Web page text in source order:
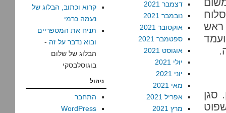
ראש
סגן
דצמבר 2021
נובמבר 2021
אוקטובר 2021
ספטמבר 2021
אוגוסט 2021
יולי 2021
יוני 2021
מאי 2021
אפריל 2021
מרץ 2021
קרוא וכתוב, הבלוג של
נעמה כרמי
תניח את המספריים
ובוא נדבר על זה -
הבלוג של שלום
בוגוסלבסקי
ניהול
התחבר
WordPress